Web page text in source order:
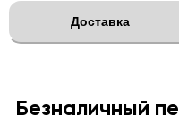
Доставка
Безналичный